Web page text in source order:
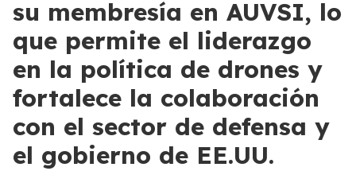
su membresía en AUVSI, lo
que permite el liderazgo
en la política de drones y
fortalece la colaboración
con el sector de defensa y
el gobierno de EE.UU.